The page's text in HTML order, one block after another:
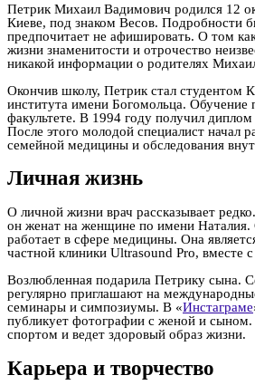
Петрик Михаил Вадимович родился 12
Киеве, под знаком Весов. Подробности
предпочитает не афишировать. О том
жизни знаменитости и отрочество
никакой информации о родителях
Окончив школу, Петрик стал студентом
института имени Богомольца. Обучение
факультете. В 1994 году получил
После этого молодой специалист начал
семейной медицины и обследования
Личная жизнь
О личной жизни врач рассказывает
он женат на женщине по имени Наталия.
работает в сфере медицины. Она
частной клиники Ultrasound Pro, вместе
Возлюбленная подарила Петрику сына.
регулярно приглашают на
семинары и симпозиумы. В «Инстаграме
публикует фотографии с женой и сыном.
спортом и ведет здоровый образ жизни.
Карьера и творчество